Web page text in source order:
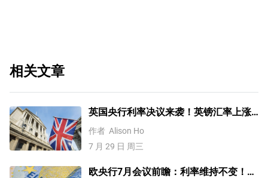
相关文章
英国央行利率决议来袭！英镑汇率上涨
or下跌？
作者 Alison Ho
7 月 29 日 周三
欧央行7月会议前瞻：利率维持不变！但